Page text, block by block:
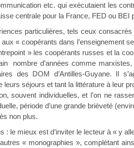
etc. qui exécutaient les
centrale pour la France, FED ou BEI
particulières, tels ceux
« coopérants dans l’enseignement
» les coopérants russes et la
nombre d’années comme marxistes,
des DOM d’Antilles-Guyane. Il
séjours et tant la littérature à leur
souvent individuelles, et l’on ne
période d’une grande brièveté
non plus.
le mieux est d’inviter le lecteur à « y
« monographies », complétant